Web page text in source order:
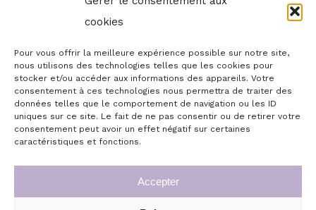
cookies
Pour vous offrir la meilleure expérience possible sur notre site,
nous utilisons des technologies telles que les cookies pour
stocker et/ou accéder aux informations des appareils. Votre
consentement à ces technologies nous permettra de traiter des
données telles que le comportement de navigation ou les ID
uniques sur ce site. Le fait de ne pas consentir ou de retirer votre
consentement peut avoir un effet négatif sur certaines
caractéristiques et fonctions.
Accepter
dimanche soir, mardi
soir et mercredi soir
Réserver, commander,
contacter...
Accueil
Commande de chèques cadeaux repas
Boutique en ligne
Infos légales